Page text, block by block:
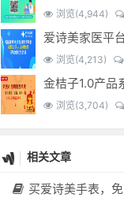
浏览(4,944)
爱诗美家医平
浏览(4,213)
浏览(3,704)
相关文章
买爱诗美手表，免费赠送价值30000元的数